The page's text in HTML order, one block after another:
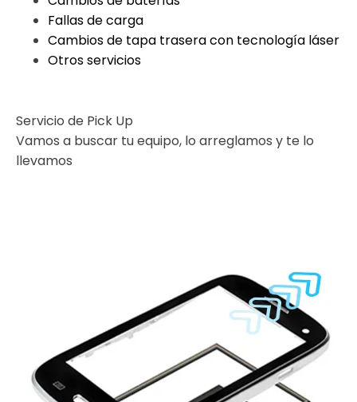
Fallas de carga
Cambios de tapa trasera con tecnología láser
Otros servicios
Servicio de Pick Up
Vamos a buscar tu equipo, lo arreglamos y te lo
llevamos